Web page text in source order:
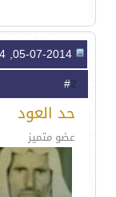
2
حد العود
عضو متميز